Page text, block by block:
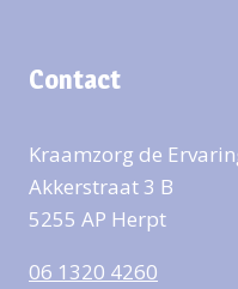
Contact
Kraamzorg de
Akkerstraat 3 B
5255 AP Herpt
06 1320 4260